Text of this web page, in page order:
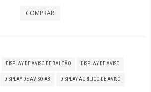
DISPLAY DE AVISO DE BALCÃO DISPLAY DE AVISO
DISPLAY DE AVISO A3 DISPLAY ACRILICO DE AVISO